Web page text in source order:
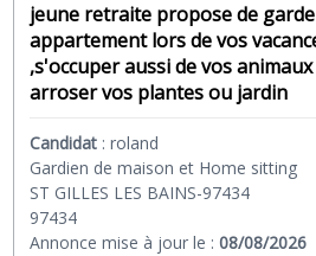
jeune retraite propose de
appartement lors de vos
,s'occuper aussi de vos
arroser vos plantes ou jardin
Candidat :roland
Gardien de maison et Home sitting
ST GILLES LES BAINS-97434
97434
Annonce mise à jour le :08/08/2026